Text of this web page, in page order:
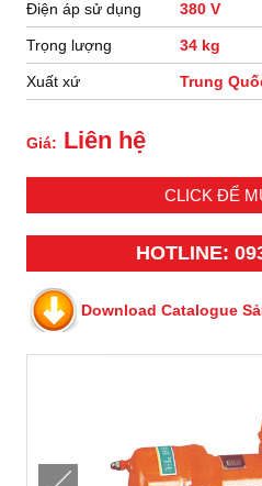
Điện áp sử dụng 380 V
Trọng lượng 34 kg
Xuất xứ Trung
Giá: Liên hệ
CLICK ĐỂ
HOTLINE:
Download Catalogue